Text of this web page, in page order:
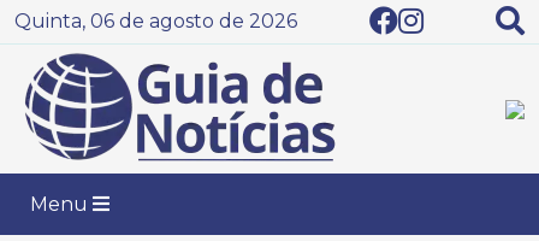
Quinta, 06 de agosto de 2026
Menu